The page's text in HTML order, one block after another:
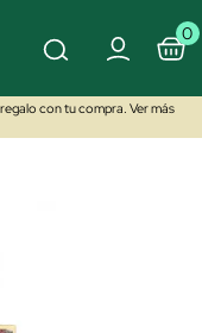
0
con tu compra. Ver más